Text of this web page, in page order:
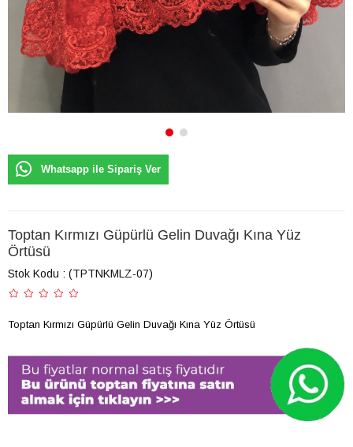
Whatsapp ile Sipariş Ver
Toptan Kırmızı Güpürlü Gelin Duvağı Kına Yüz
Örtüsü
Stok Kodu (TPTNKMLZ-07)
Toptan Kırmızı Güpürlü Gelin Duvağı Kına Yüz Örtüsü